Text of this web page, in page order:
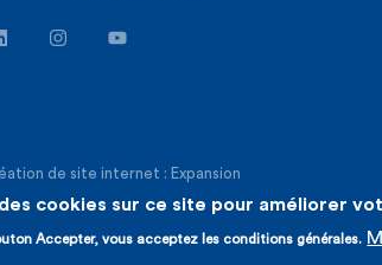
de site internet : Expansion
cookies sur ce site pour améliorer
Accepter, vous acceptez les conditions générales.